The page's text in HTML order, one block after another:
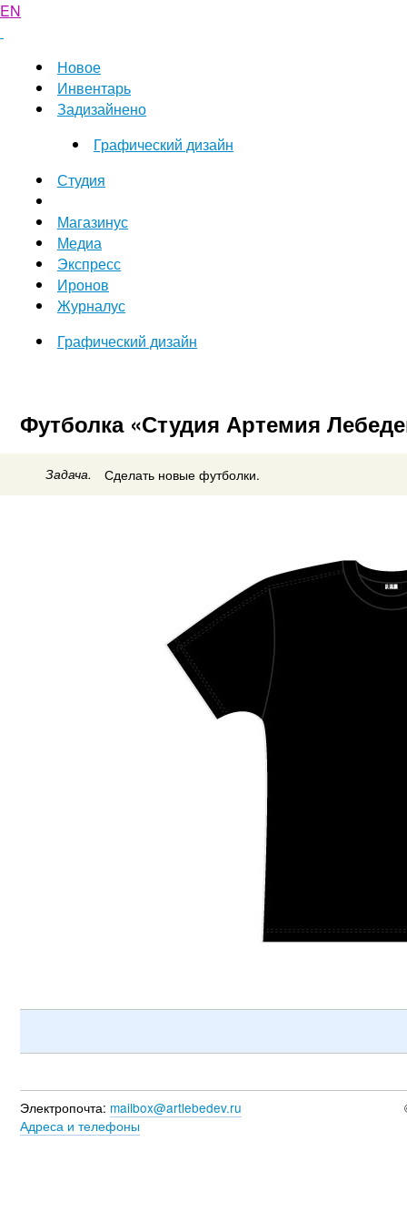
EN
Новое
Инвентарь
Задизайнено
Графический дизайн
Студия
Магазинус
Медиа
Экспресс
Иронов
Журналус
Графический дизайн
Футболка «Студия Артемия
Задача. Сделать новые футболки.
Электропочта: mailbox@artlebedev.ru
Адреса и телефоны